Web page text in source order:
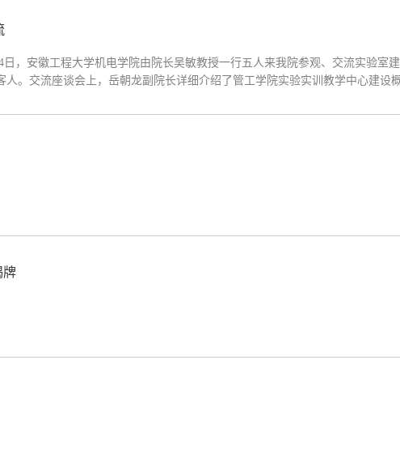
，安徽工程大学机电学院由院长吴敏教授一行五人来我院参观、交流实验室
。交流座谈会上，岳朝龙副院长详细介绍了管工学院实验实训教学中心建设
牌